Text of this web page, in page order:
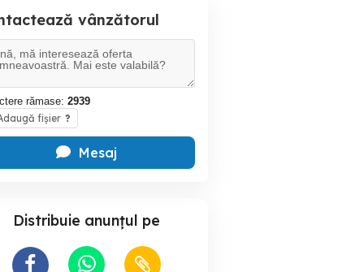
vânzătorul
rămase: 2939
fișier ?
Mesaj
Distribuie anunțul pe